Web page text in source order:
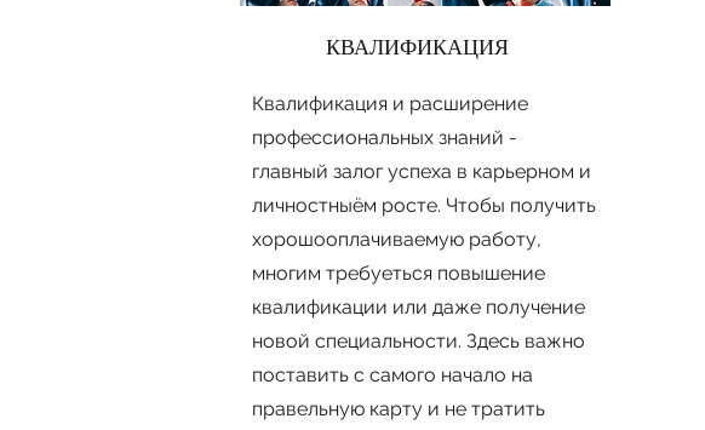
КВАЛИФИКАЦИЯ
Квалификация и расширение
профессиональных знаний -
главный залог успеха в карьерном и
личностныём росте. Чтобы получить
хоpошооплачиваемую работу,
многим требуеться повышение
квалификации или даже получение
новой специальности. Здесь важно
поставить с самого начало на
правельную карту и не тратить